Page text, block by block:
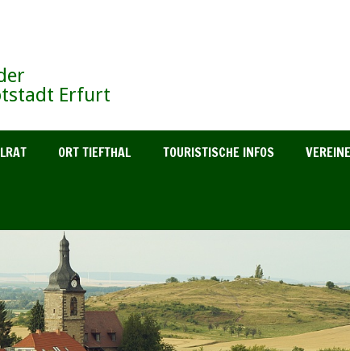
Erfurt
ORT TIEFTHAL TOURISTISCHE INFOS